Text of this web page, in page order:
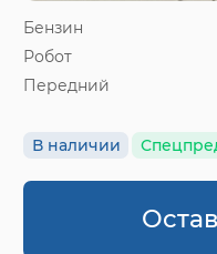
Бензин
Робот
Передний
В наличии